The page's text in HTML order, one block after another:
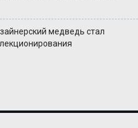
медведь стал